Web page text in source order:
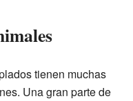
tienen muchas
Una gran parte de